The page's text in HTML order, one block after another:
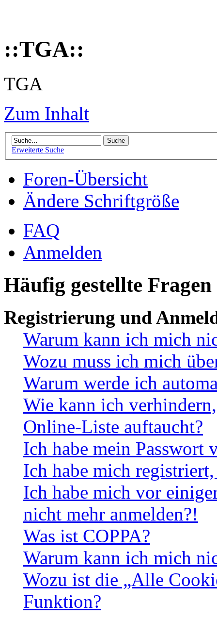
::TGA::
TGA
Zum Inhalt
Erweiterte Suche
Foren-Übersicht
Ändere Schriftgröße
FAQ
Anmelden
Häufig gestellte Fragen
Registrierung und
Warum kann ich mich
Wozu muss ich mich
Warum werde ich
Wie kann ich
Online-Liste auftaucht?
Ich habe mein Passwort
Ich habe mich
Ich habe mich vor
nicht mehr anmelden?!
Was ist COPPA?
Warum kann ich mich
Wozu ist die „Alle
Funktion?